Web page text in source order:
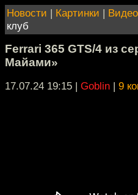
Новости | Картинки | Видео
клуб
Ferrari 365 GTS/4 из
Майами»
17.07.24 19:15 | Goblin | 9